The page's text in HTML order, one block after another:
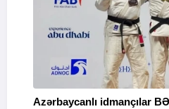
Azərbaycanlı idmançılar